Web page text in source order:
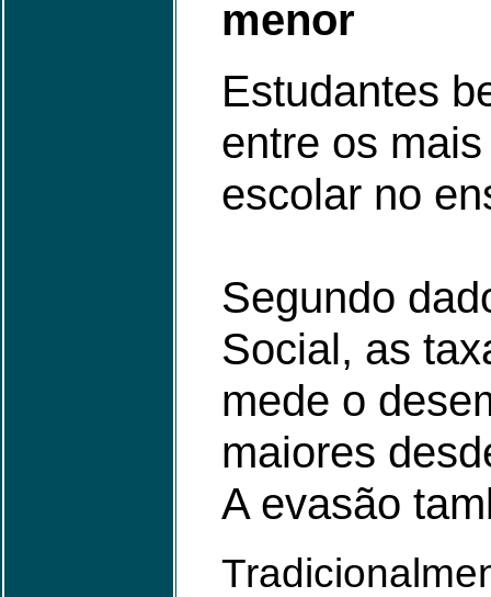
menor
Estudantes
entre os
escolar no
Segundo
Social, as
mede o
maiores
A evasão